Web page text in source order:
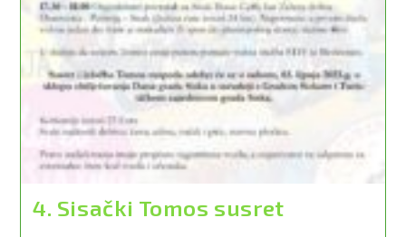
4. Sisački Tomos susret